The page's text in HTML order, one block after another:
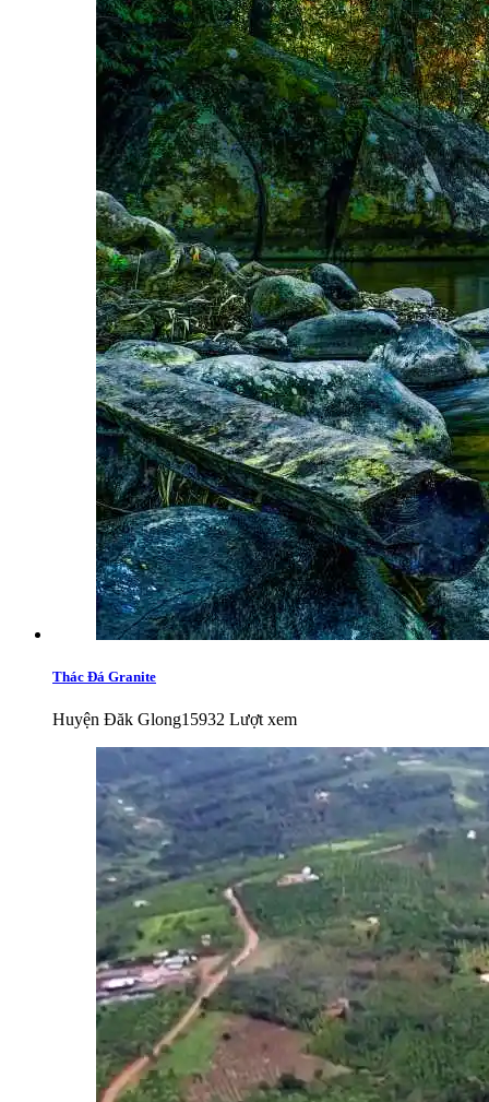
Thác Đá Granite
Huyện Đăk Glong15932 Lượt xem